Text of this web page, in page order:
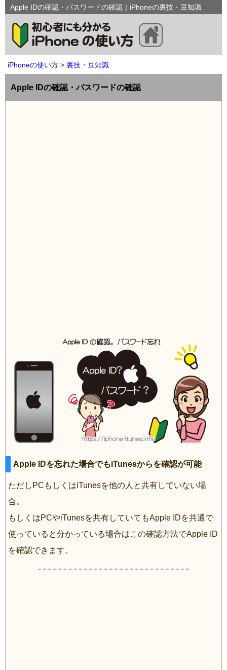
Apple IDの確認・パスワードの確認｜iPhoneの裏技・豆知識
iPhoneの使い方 裏技・豆知識
Apple IDの確認・パスワードの確認
Apple IDを忘れた場合でもiTunesからを確認が可能
ただしPCもしくはiTunesを他の人と共有していない場
合。
もしくはPCやiTunesを共有していてもApple IDを共通で
使っていると分かっている場合はこの確認方法でApple ID
を確認できます。